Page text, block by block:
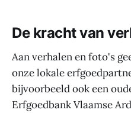
De kracht van
Aan verhalen en foto's
onze lokale
bijvoorbeeld ook een
Erfgoedbank Vlaamse